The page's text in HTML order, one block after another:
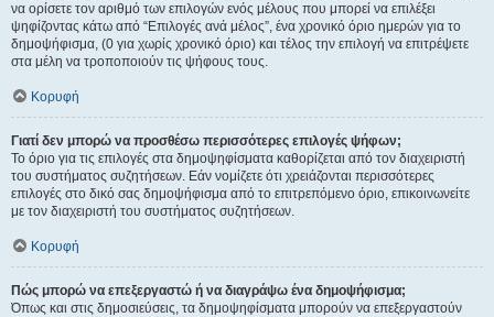
να ορίσετε τον αριθμό των επιλογών ενός μέλους που μπορεί να επιλέξει
ψηφίζοντας κάτω από “Επιλογές ανά μέλος”, ένα χρονικό όριο ημερών για το
δημοψήφισμα, (0 για χωρίς χρονικό όριο) και τέλος την επιλογή να επιτρέψετε
στα μέλη να τροποποιούν τις ψήφους τους.
Κορυφή
Γιατί δεν μπορώ να προσθέσω περισσότερες επιλογές ψήφων;
Το όριο για τις επιλογές στα δημοψηφίσματα καθορίζεται από τον διαχειριστή
του συστήματος συζητήσεων. Εάν νομίζετε ότι χρειάζονται περισσότερες
επιλογές στο δικό σας δημοψήφισμα από το επιτρεπόμενο όριο, επικοινωνείτε
με τον διαχειριστή του συστήματος συζητήσεων.
Κορυφή
Πώς μπορώ να επεξεργαστώ ή να διαγράψω ένα δημοψήφισμα;
Όπως και στις δημοσιεύσεις, τα δημοψηφίσματα μπορούν να επεξεργαστούν